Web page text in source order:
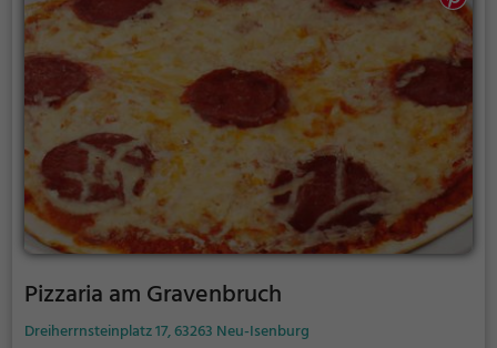
Pizzaria am Gravenbruch
Dreiherrnsteinplatz 17, 63263 Neu-Isenburg